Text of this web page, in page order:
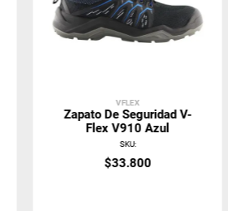
VFLEX
Zapato De Seguridad V-
Flex V910 Azul
SKU:
$33.800